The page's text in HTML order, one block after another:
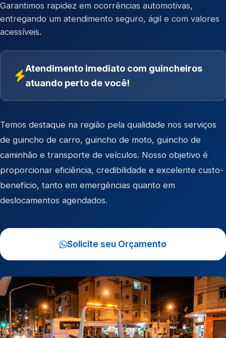
Garantimos rapidez em ocorrências automotivas,
entregando um atendimento seguro, ágil e com valores
acessíveis.
Atendimento imediato com guincheiros
atuando perto de você!
Temos destaque na região pela qualidade nos serviços
de guincho de carro, guincho de moto, guincho de
caminhão e transporte de veículos. Nosso objetivo é
proporcionar eficiência, credibilidade e excelente custo-
benefício, tanto em emergências quanto em
deslocamentos agendados.
Solicite seu Orçamento